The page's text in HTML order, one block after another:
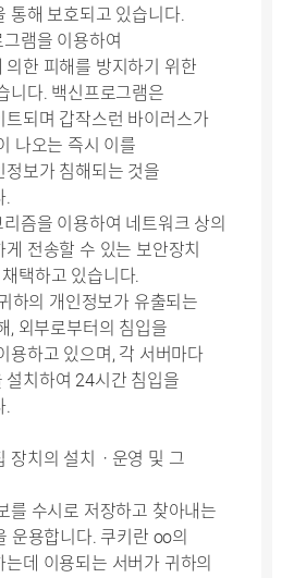
통해 보호되고 있습니다.
램을 이용하여
의한 피해를 방지하기 위한
니다. 백신프로그램은
트되며 갑작스런 바이러스가
나오는 즉시 이를
정보가 침해되는 것을
.
즘을 이용하여 네트워크 상의
전송할 수 있는 보안장치
택하고 있습니다.
하의 개인정보가 유출되는
, 외부로부터의 침입을
용하고 있으며, 각 서버마다
설치하여 24시간 침입을
.
장치의 설치ㆍ운영 및 그
를 수시로 저장하고 찾아내는
운용합니다. 쿠키란 oo의
데 이용되는 서버가 귀하의